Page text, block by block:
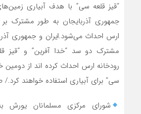
“قیز قلعه سی” با هدف آبیاری
جمهوری آذربایجان به طور مشترک
ارس احداث می‌شود.ایران و جمهوری
مشترک دو سد “خدا آفرین” و “قیز
رودخانه ارس احداث کرده اند از
سی” برای آبیاری استفاده خواهند کرد./
شورای مرکزی مسلمانان یورش